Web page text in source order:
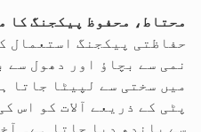
محتاط، محفوظ پیکجنگ کا
حفاظتی پیکجنگ استعمال
نمی سے بچاؤ اور دھول سے
میں سختی سے لپیٹا جاتا
پٹی کے ذریعے آلات کو اس